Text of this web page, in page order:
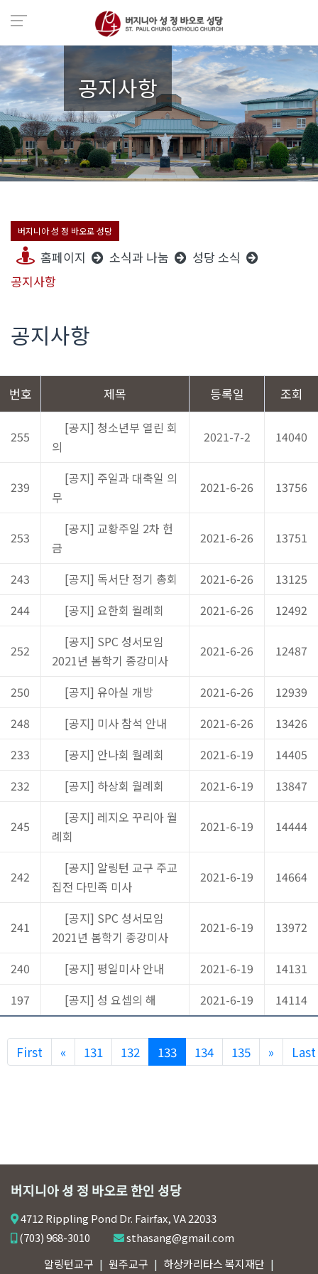
공지사항
버지니아 성 정 바오로 성당
홈페이지 소식과 나눔
성당 소식
공지사항
공지사항
번호 제목 등록일 조회
255
[공지] 청소년부 열린 회
의
2021-7-2 14040
239
[공지] 주일과 대축일 의
무
2021-6-26 13756
253
[공지] 교황주일 2차 헌
금
2021-6-26 13751
243 [공지] 독서단 정기 총회 2021-6-26
13125
244
[공지] 요한회 월례회 2021-6-26 12492
252
[공지] SPC 성서모임
2021년 봄학기 종강미사
2021-6-26 12487
250 [공지] 유아실 개방 2021-6-26
12939
248
[공지] 미사 참석 안내 2021-6-26
13426
233
[공지] 안나회 월례회 2021-6-19
14405
232
[공지] 하상회 월례회 2021-6-19 13847
245
[공지] 레지오 꾸리아 월
례회
2021-6-19 14444
242
[공지] 알링턴 교구 주교
집전 다민족 미사
2021-6-19 14664
241
[공지] SPC 성서모임
2021년 봄학기 종강미사
2021-6-19 13972
240 [공지] 평일미사 안내 2021-6-19
14131
197
[공지] 성 요셉의 해 2021-6-19 14114
First « Previous
131 132 133 134 135 » NextLast
버지니아 성 정 바오로 한인 성당
4712 Rippling Pond Dr. Fairfax, VA 22033
(703) 968-3010
sthasang@gmail.com
알링턴교구
원주교구 하상카리타스 복지재단